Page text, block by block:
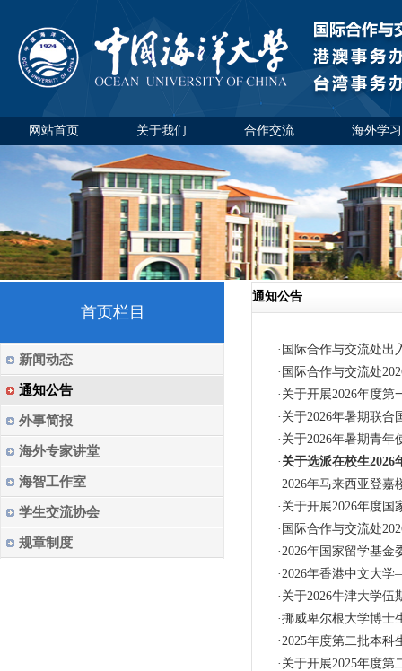
网站首页 关于我们 合作交流 海外学习
首页栏目
新闻动态
通知公告
外事简报
海外专家讲堂
海智工作室
学生交流协会
规章制度
通知公告
· 国际合作与交流处出
· 国际合作与交流处
· 关于开展2026年度
· 关于2026年暑期联合
· 关于2026年暑期青年
· 关于选派在校生2026
·2026年马来西亚登嘉
· 关于开展2026年度国
· 国际合作与交流处
·2026年国家留学基金
·2026年香港中文大
· 关于2026牛津大学伍
·挪威卑尔根大学博士
·2025年度第二批本科
· 关于开展2025年度